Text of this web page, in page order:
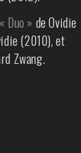
« Duo » de Ovidie
(2010), et
Zwang.